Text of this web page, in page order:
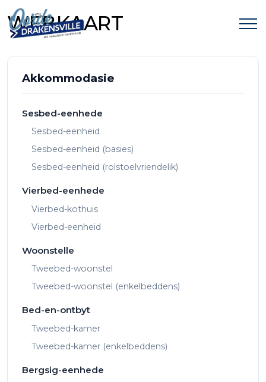
WEBKAART
Akkommodasie
Sesbed-eenhede
Sesbed-eenheid
Sesbed-eenheid (basies)
Sesbed-eenheid (rolstoelvriendelik)
Vierbed-eenhede
Vierbed-kothuis
Vierbed-eenheid
Woonstelle
Tweebed-woonstel
Tweebed-woonstel (enkelbeddens)
Bed-en-ontbyt
Tweebed-kamer
Tweebed-kamer (enkelbeddens)
Bergsig-eenhede